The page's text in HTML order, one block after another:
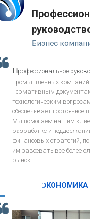
«ЗАПСИБКОМБАНК»
«РОСЕВРОБАНК»
«ПРЕСС-СЛУЖБА
«АВТОГРАДБАНК»
«ПРОМРЕГИОНБАНК»
ОНАС
КОНТАКТЫ
корость - один из
кредитовании бизнеса -
-- Лучшее, что можно сделать с
пропустить его мимо ушей. Он
полезен никому, кроме того,
-- Люблю давать советы и очень не
дают мне.
Бизнес
Профессиональное
промышленных компаний
нормативным
технологическим
обеспечивает постоянное
Мы помогаем нашим
разработке и
финансовых стратегий,
им завоевать все более
рынок.
ЭКОНОМИКА